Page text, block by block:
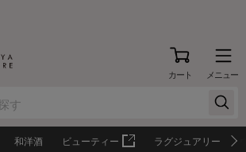
カート メニュー
和洋酒 ビューティー ラグジュアリー